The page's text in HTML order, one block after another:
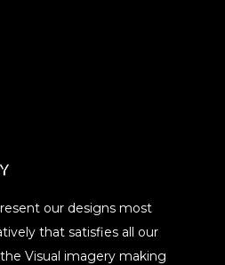
our designs most
that satisfies all our
Visual imagery making